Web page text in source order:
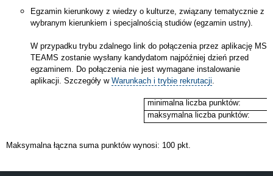
Egzamin kierunkowy z wiedzy o kulturze, związany tematycznie z
wybranym kierunkiem i specjalnością studiów (egzamin ustny).
W przypadku trybu zdalnego link do połączenia przez aplikację MS
TEAMS zostanie wysłany kandydatom najpóźniej dzień przed
egzaminem. Do połączenia nie jest wymagane instalowanie
aplikacji. Szczegóły w Warunkach i trybie rekrutacji
minimalna liczba punktów:
maksymalna liczba punktów:
Maksymalna łączna suma punktów wynosi: 100 pkt.